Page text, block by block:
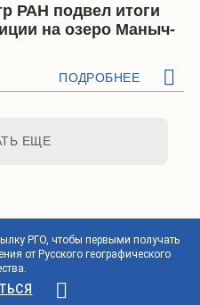
РАН подвел итоги
на озеро Маныч-
ПОДРОБНЕЕ
ЕЩЕ
РГО, чтобы первыми получать
от Русского географического